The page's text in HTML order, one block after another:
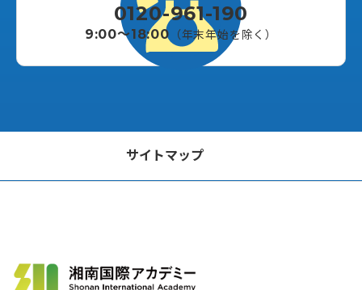
0120-961-190
9:00〜18:00 （年末年始を除く）
サイトマップ
トップページ